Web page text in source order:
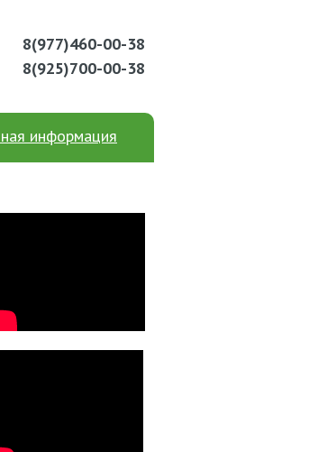
8(977)460-00-38
8(925)700-00-38
информация